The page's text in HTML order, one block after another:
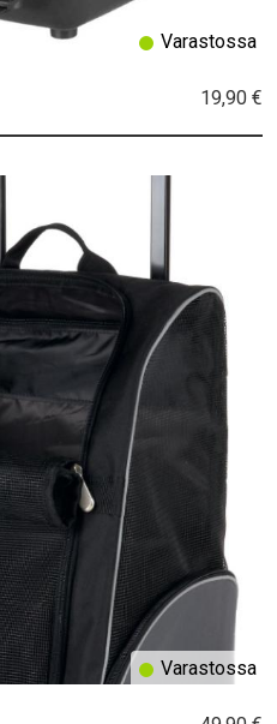
19,90 €
Varastossa
Varastossa